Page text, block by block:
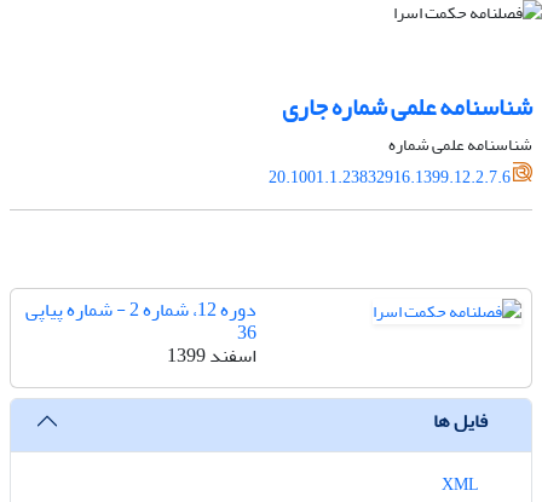
شناسنامه علمی شماره جاری
شناسنامه علمی شماره
20.1001.1.23832916.1399.12.2.7.6
دوره 12، شماره 2 - شماره پیاپی
36
اسفند 1399
فایل ها